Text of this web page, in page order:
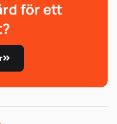
för ett